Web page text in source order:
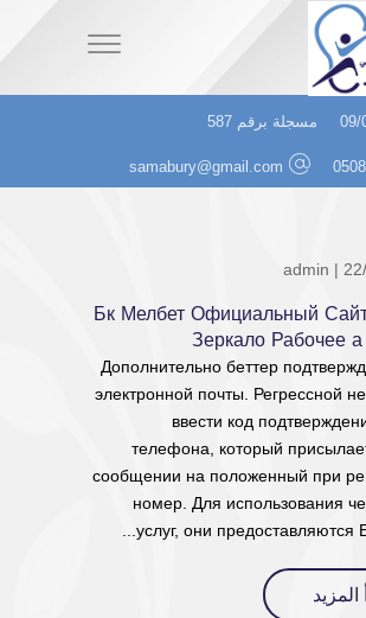
09/ مسجلة برقم 587
samabury@gmail.com
admin |
Бк Мелбет Официальный
Зеркало Рабочее
Дополнительно беттер
электронной почты. Регрессной
ввести код
телефона, который
сообщении на положенный при
номер. Для использования
услуг, они предоставляются
المزيد